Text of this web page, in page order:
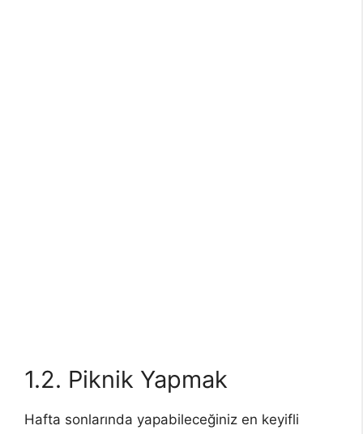
1.2. Piknik Yapmak
Hafta sonlarında yapabileceğiniz en keyifli